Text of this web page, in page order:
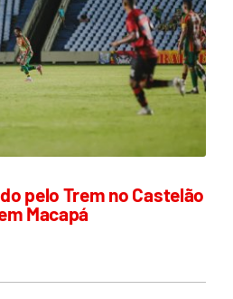
pelo Trem no Castelão
Macapá